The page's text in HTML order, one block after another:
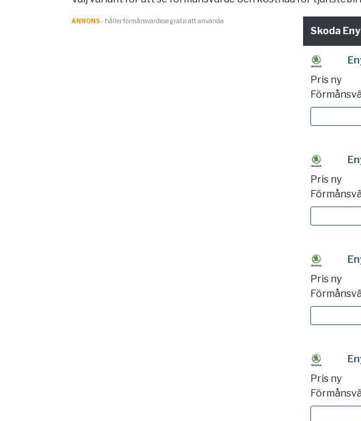
ANNONS- håller förmånsvärde.se gratis att använda
Skoda
Pris ny
Pris ny
Pris ny
Pris ny